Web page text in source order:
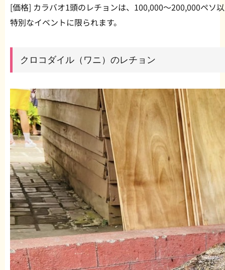
[価格] カラバオ1頭のレチョンは、100,000〜200,000ペソ
特別なイベントに限られます。
クロコダイル（ワニ）のレチョン